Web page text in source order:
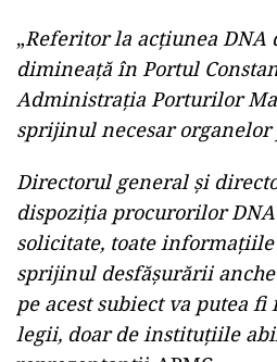
„Referitor la acţiunea DNA
dimineaţă în Portul
Administraţia Porturilor
sprijinul necesar organelor
Directorul general şi
dispoziţia procurorilor
solicitate, toate
sprijinul desfăşurării
pe acest subiect va putea
legii, doar de instituţiile